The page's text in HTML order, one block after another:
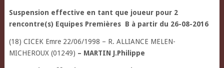
Suspension effective en tant que joueur pour 2
rencontre(s) Equipes Premières B à partir du 26-08-2016
(18) CICEK Emre 22/06/1998 – R. ALLIANCE MELEN-
MICHEROUX (01249) – MARTIN J.Philippe